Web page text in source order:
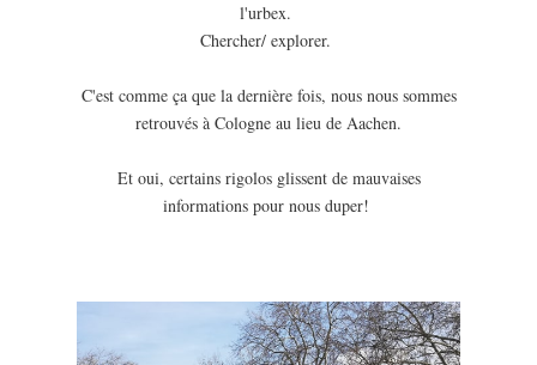
l'urbex.
Chercher/ explorer.
C'est comme ça que la dernière fois, nous nous sommes
retrouvés à Cologne au lieu de Aachen.
Et oui, certains rigolos glissent de mauvaises
informations pour nous duper!